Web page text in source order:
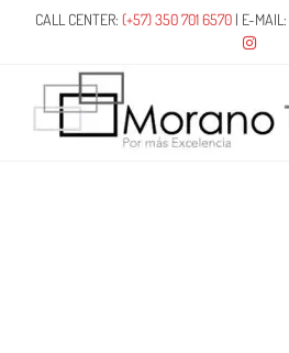
CALL CENTER: (+57) 350 701 6570 | E-MAIL: